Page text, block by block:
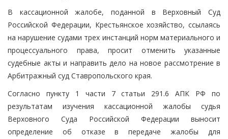
В кассационной жалобе, поданной в Верховный Суд
Российской Федерации, Крестьянское хозяйство, ссылаясь
на нарушение судами трех инстанций норм материального и
процессуального права, просит отменить указанные
судебные акты и направить дело на новое рассмотрение в
Арбитражный суд Ставропольского края.
Согласно пункту 1 части 7 статьи 291.6 АПК РФ по
результатам изучения кассационной жалобы судья
Верховного Суда Российской Федерации выносит
определение об отказе в передаче жалобы для